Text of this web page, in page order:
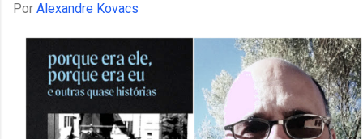
Por Alexandre Kovacs